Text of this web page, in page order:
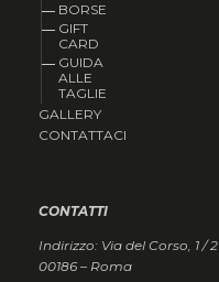
BORSE
GIFT
CARD
GUIDA
ALLE
TAGLIE
GALLERY
CONTATTACI
CONTATTI
Indirizzo: Via del Corso, 1 / 2
00186 – Roma